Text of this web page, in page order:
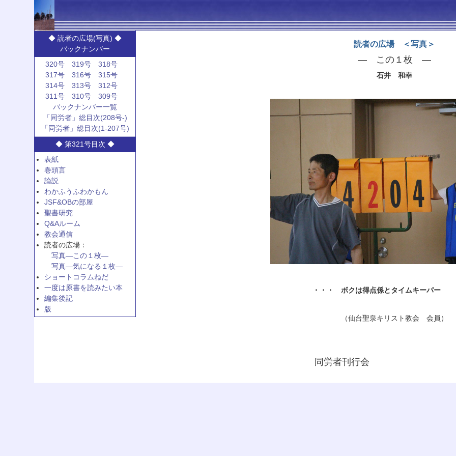
◆ 読者の広場(写真) ◆
バックナンバー
320号
319号
318号
317号
316号
315号
314号
313号
312号
311号
310号
309号
バックナンバー一覧
「同労者」総目次(208号-)
「同労者」総目次(1-207号)
◆ 第321号目次 ◆
表紙
巻頭言
論説
わかふうふわかもん
JSF&OBの部屋
聖書研究
Q&Aルーム
教会通信
読者の広場：
写真—この１枚—
写真—気になる１枚—
ショートコラムねだ
一度は原書を読みたい本
編集後記
版
読者の広場 ＜写真＞
— この１枚 —
石井 和幸
・・・ ボクは得点係とタイムキーパー
（仙台聖泉キリスト教会 会員）
同労者刊行会